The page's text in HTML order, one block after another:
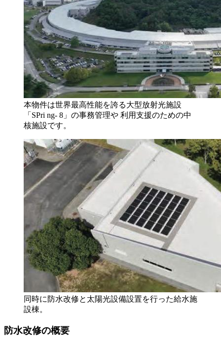
本物件は世界最高性能を誇る大型放射光施設
「SPri ng- 8」の事務管理や 利用支援のための中
核施設です。
同時に防水改修と太陽光設備設置を行った給水施
設棟。
防水改修の概要